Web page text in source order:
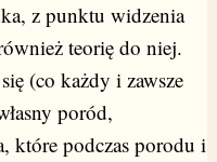
z punktu widzenia
teorię do niej.
(co każdy i zawsze
poród,
które podczas porodu i